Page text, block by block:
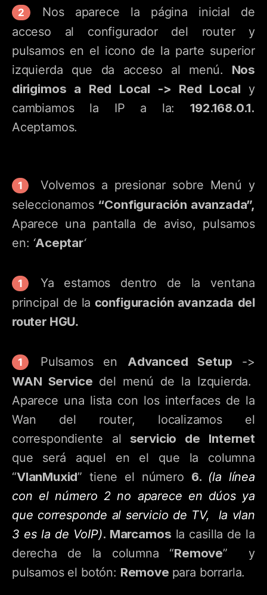
Nos aparece la página inicial de
acceso al configurador del router y
pulsamos en el icono de la parte superior
izquierda que da acceso al menú.
Nos
dirigimos a Red Local -> Red Local y
cambiamos la IP a la:192.168.0.1.
Aceptamos.
Volvemos a presionar sobre Menú y
seleccionamos “Configuración avanzada”,
Aparece una pantalla de aviso, pulsamos
en: ‘Aceptar‘
Ya estamos dentro de la ventana
principal de la configuración avanzada del
router HGU.
Pulsamos en Advanced Setup ->
WAN Service del menú de la Izquierda.
Aparece una lista con los interfaces de la
Wan del router, localizamos el
correspondiente al servicio de Internet
que será aquel en el que la columna
“VlanMuxid” tiene el número 6. (la línea
con el número 2 no aparece en dúos ya
que corresponde al servicio de TV, la vlan
3 es la de VoIP). Marcamos la casilla de la
derecha de la columna “Remove” y
pulsamos el botón: Remove para borrarla.